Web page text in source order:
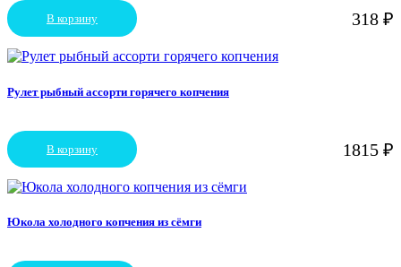
318 ₽
В корзину
Рулет рыбный ассорти горячего копчения
1815 ₽
В корзину
Юкола холодного копчения из сёмги